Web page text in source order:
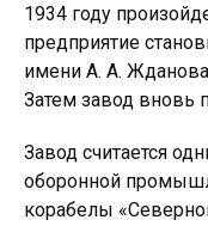
1934 году
предприятие
имени А. А. Жданова
Затем завод вновь
Завод считается
оборонной
корабелы